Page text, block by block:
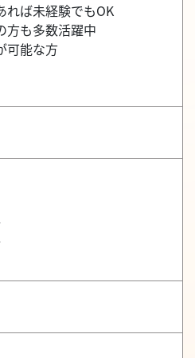
れば未経験でもOK
方も多数活躍中
可能な方